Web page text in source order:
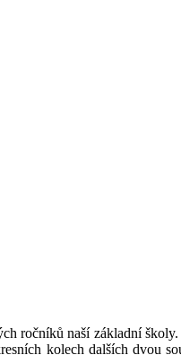
ročníků naší základní
kolech dalších dvou